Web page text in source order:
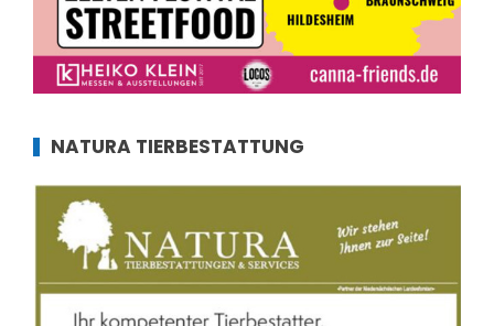
NATURA TIERBESTATTUNG